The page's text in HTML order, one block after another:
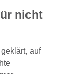
nicht
auf